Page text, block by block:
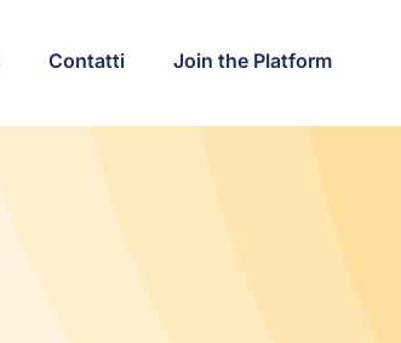
Contatti Join the Platform